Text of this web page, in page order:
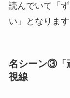
読んでいて「
い」となります
名シーン③「
視線